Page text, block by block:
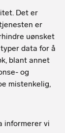
Det er
er
uønsket
data for å
blant annet
og
mistenkelig,
informerer vi